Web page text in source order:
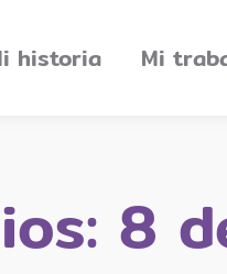
historia Mi
8